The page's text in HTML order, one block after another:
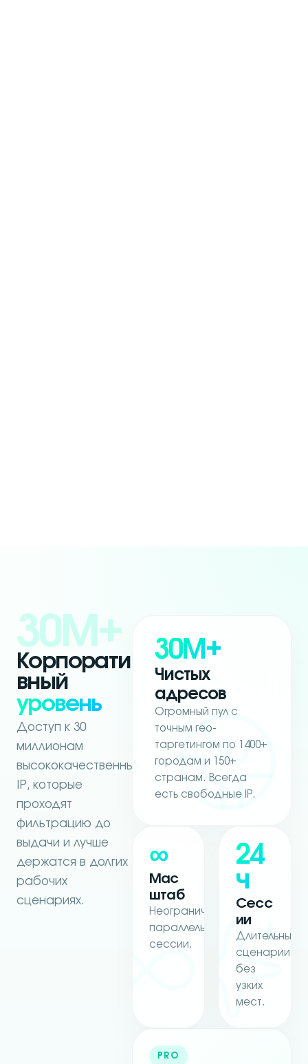
30M+
Корпорати
вный
уровень
Доступ к 30
миллионам
высококачественных
IP, которые
проходят
фильтрацию до
выдачи и лучше
держатся в долгих
рабочих
сценариях.
30M+
Чистых
адресов
Огромный пул с
точным гео-
таргетингом по 1400+
городам и 150+
странам. Всегда
есть свободные IP.
∞
Мас
штаб
Неограниченные
параллельные
сессии.
24
ч
Сесс
ии
Длительные
сценарии
без
узких
мест.
PRO